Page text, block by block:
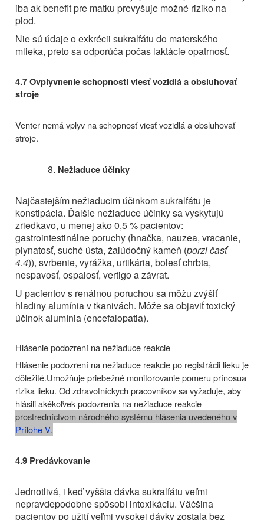
iba ak benefit pre matku prevyšuje možné riziko na
plod.
Nie sú údaje o exkrécii sukralfátu do materského
mlieka, preto sa odporúča počas laktácie opatrnosť.
4.7 Ovplyvnenie schopnosti viesť vozidlá a obsluhovať
stroje
Venter nemá vplyv na schopnosť viesť vozidlá a obsluhovať
stroje.
Nežiaduce účinky
Najčastejším nežiaducim účinkom sukralfátu je
konstipácia. Ďalšie nežiaduce účinky sa vyskytujú
zriedkavo, u menej ako 0,5 % pacientov:
gastrointestinálne poruchy (hnačka, nauzea, vracanie,
plynatosť, suché ústa, žalúdočný kameň (porzi časť
4.4)), svrbenie, vyrážka, urtikária, bolesť chrbta,
nespavosť, ospalosť, vertigo a závrat.
U pacientov s renálnou poruchou sa môžu zvýšiť
hladiny alumínia v tkanivách. Môže sa objaviť toxický
účinok alumínia (encefalopatia).
Hlásenie podozrení na nežiaduce reakcie
Hlásenie podozrení na nežiaduce reakcie po registrácii lieku je
dôležité.Umožňuje priebežné monitorovanie pomeru prínosua
rizika lieku. Odzdravotníckych pracovníkov sa vyžaduje, aby
hlásili akékoľvek podozrenia na nežiaduce reakcie
prostredníctvom národného systému hlásenia uvedeného v
Prílohe V.
4.9 Predávkovanie
Jednotlivá, i keď vyššia dávka sukralfátu veľmi
nepravdepodobne spôsobí intoxikáciu. Väčšina
pacientov po užití veľmi vysokej dávky zostala bez